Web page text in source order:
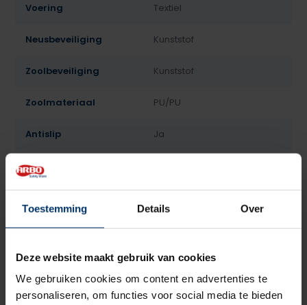
Toestemming Details Over
Deze website maakt gebruik van cookies
We gebruiken cookies om content en advertenties te
personaliseren, om functies voor social media te bieden
Voering Textiel
Neusbeveiliging Kunststof
Zoolbeveiliging Kunststof
Zoolmateriaal PU/PU
Antislip Ja
Overige specificaties
Beoordelingen
5van5 Gebaseerd op 2 beoordeling(en)